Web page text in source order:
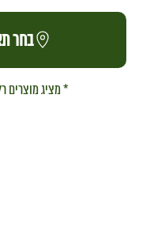
בחר
* מציג מוצרים